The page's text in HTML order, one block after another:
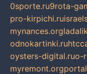
0sporte.ru9rota-
pro-kirpichi.ru
mynances.org
odnokartinki.ru
oysters-digital.ruo-
myremont.org